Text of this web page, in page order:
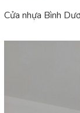
Cửa nhựa Bình